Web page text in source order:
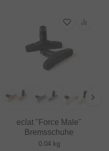
eclat "Force Male"
Bremsschuhe
0.04 kg